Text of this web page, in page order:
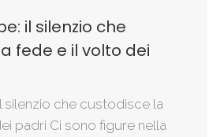
il silenzio che
fede e il volto dei
silenzio che custodisce la
padri Ci sono figure nella